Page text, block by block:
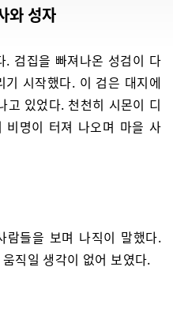
와 성자
. 검집을 빠져나온 성검이 다
시작했다. 이 검은 대지에
고 있었다. 천천히 시몬이 디
비명이 터져 나오며 마을 사
들을 보며 나직이 말했다.
직일 생각이 없어 보였다.